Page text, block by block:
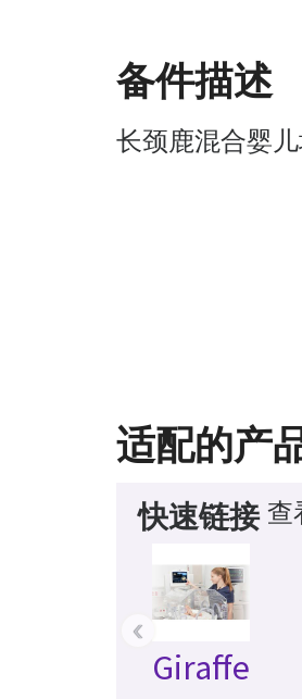
备件描述
长颈鹿混合婴
适配的产
快速链接 查
Giraffe
‹